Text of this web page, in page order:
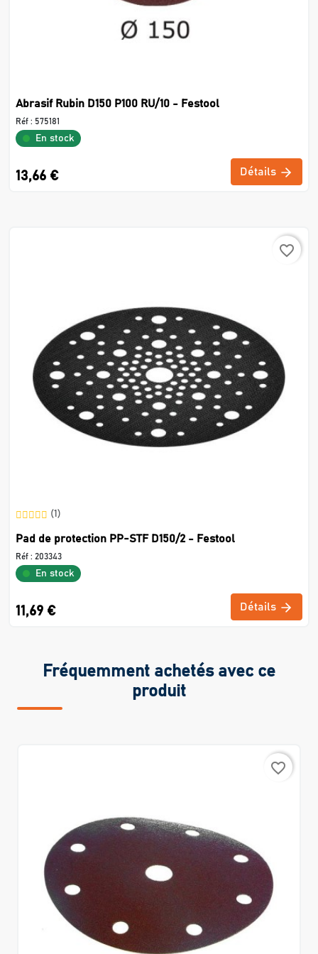
Abrasif Rubin D150 P100 RU/10 - Festool
Réf : 575181
En stock
13,66 € Détails
favorite_border
(1)
Pad de protection PP-STF D150/2 - Festool
Réf : 203343
En stock
11,69 € Détails
Fréquemment achetés avec ce
produit
favorite_border